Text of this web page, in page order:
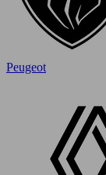
Peugeot